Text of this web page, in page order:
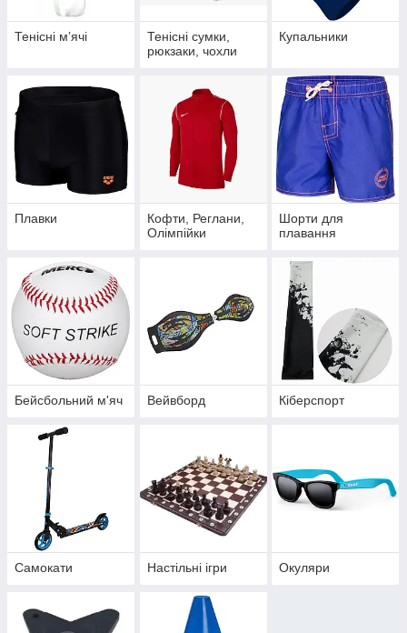
Тенісні мʼячі
Тенісні сумки,
рюкзаки, чохли
Купальники
Плавки
Кофти, Реглани,
Олімпійки
Шорти для
плавання
Бейсбольний м'яч Вейвборд Кіберспорт
Самокати Настільні ігри Окуляри